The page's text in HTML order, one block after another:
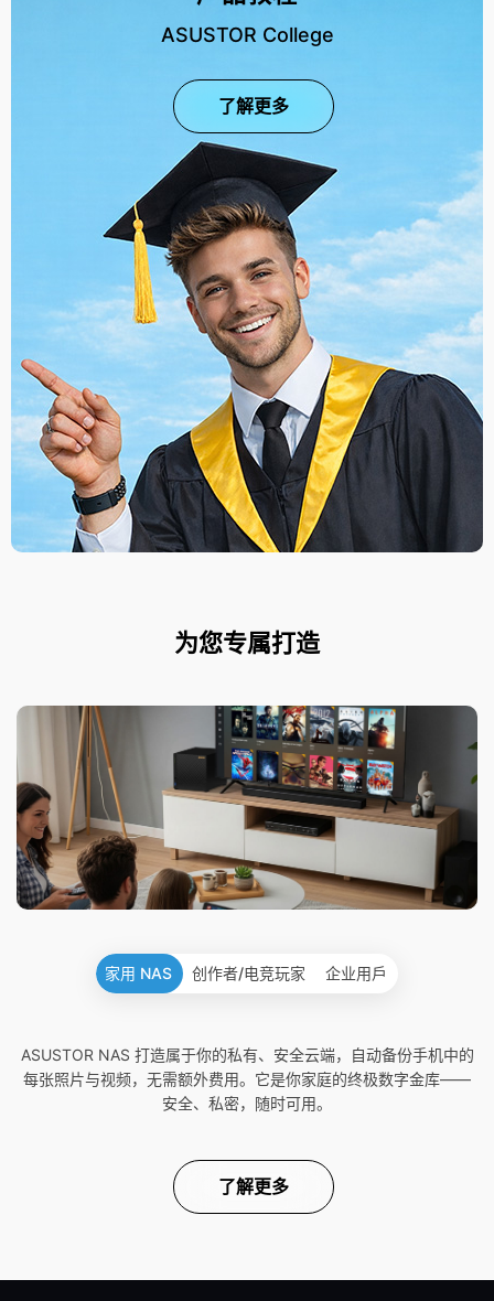
ASUSTOR College
了解更多
为您专属打造
家用 NAS 创作者/电竞玩家 企业用戶
ASUSTOR NAS 打造属于你的私有、安全云端，自动备份手机中的
每张照片与视频，无需额外费用。它是你家庭的终极数字金库——
安全、私密，随时可用。
了解更多